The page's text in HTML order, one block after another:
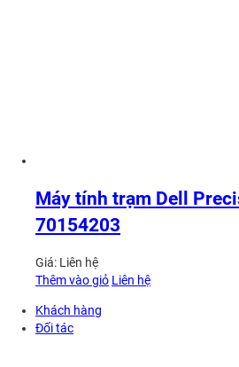
Máy tính trạm Dell
70154203
Giá: Liên hệ
Thêm vào giỏ Liên hệ
Khách hàng
Đối tác